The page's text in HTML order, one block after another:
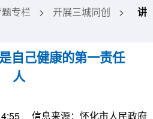
专栏 > 开展三城同创 >
讲
自己健康的第一责任
人
信息来源：怀化市人民政府